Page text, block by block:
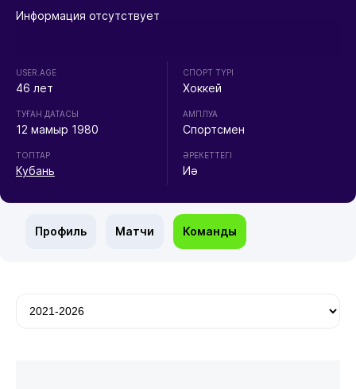
Информация отсутствует
USER.AGE
46 лет
ТУҒАН ДАТАСЫ
12 мамыр 1980
ТОПТАР
Кубань
СПОРТ ТҮРІ
Хоккей
АМПЛУА
Спортсмен
ӘРЕКЕТТЕГІ
Иә
Профиль Матчи Команды